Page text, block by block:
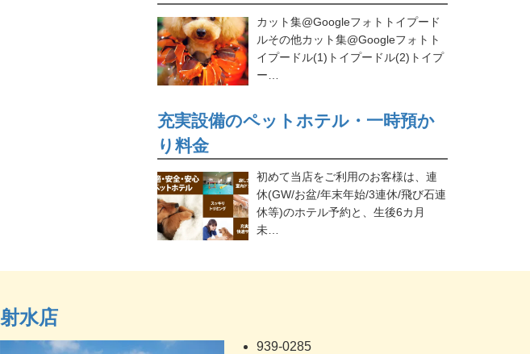
カット集@Googleフォトトイプード
ルその他カット集@Googleフォトト
イプードル(1)トイプードル(2)トイプ
ー…
充実設備のペットホテル・一時預か
り料金
初めて当店をご利用のお客様は、連
休(GW/お盆/年末年始/3連休/飛び石連
休等)のホテル予約と、生後6カ月
未…
射水店
939-0285